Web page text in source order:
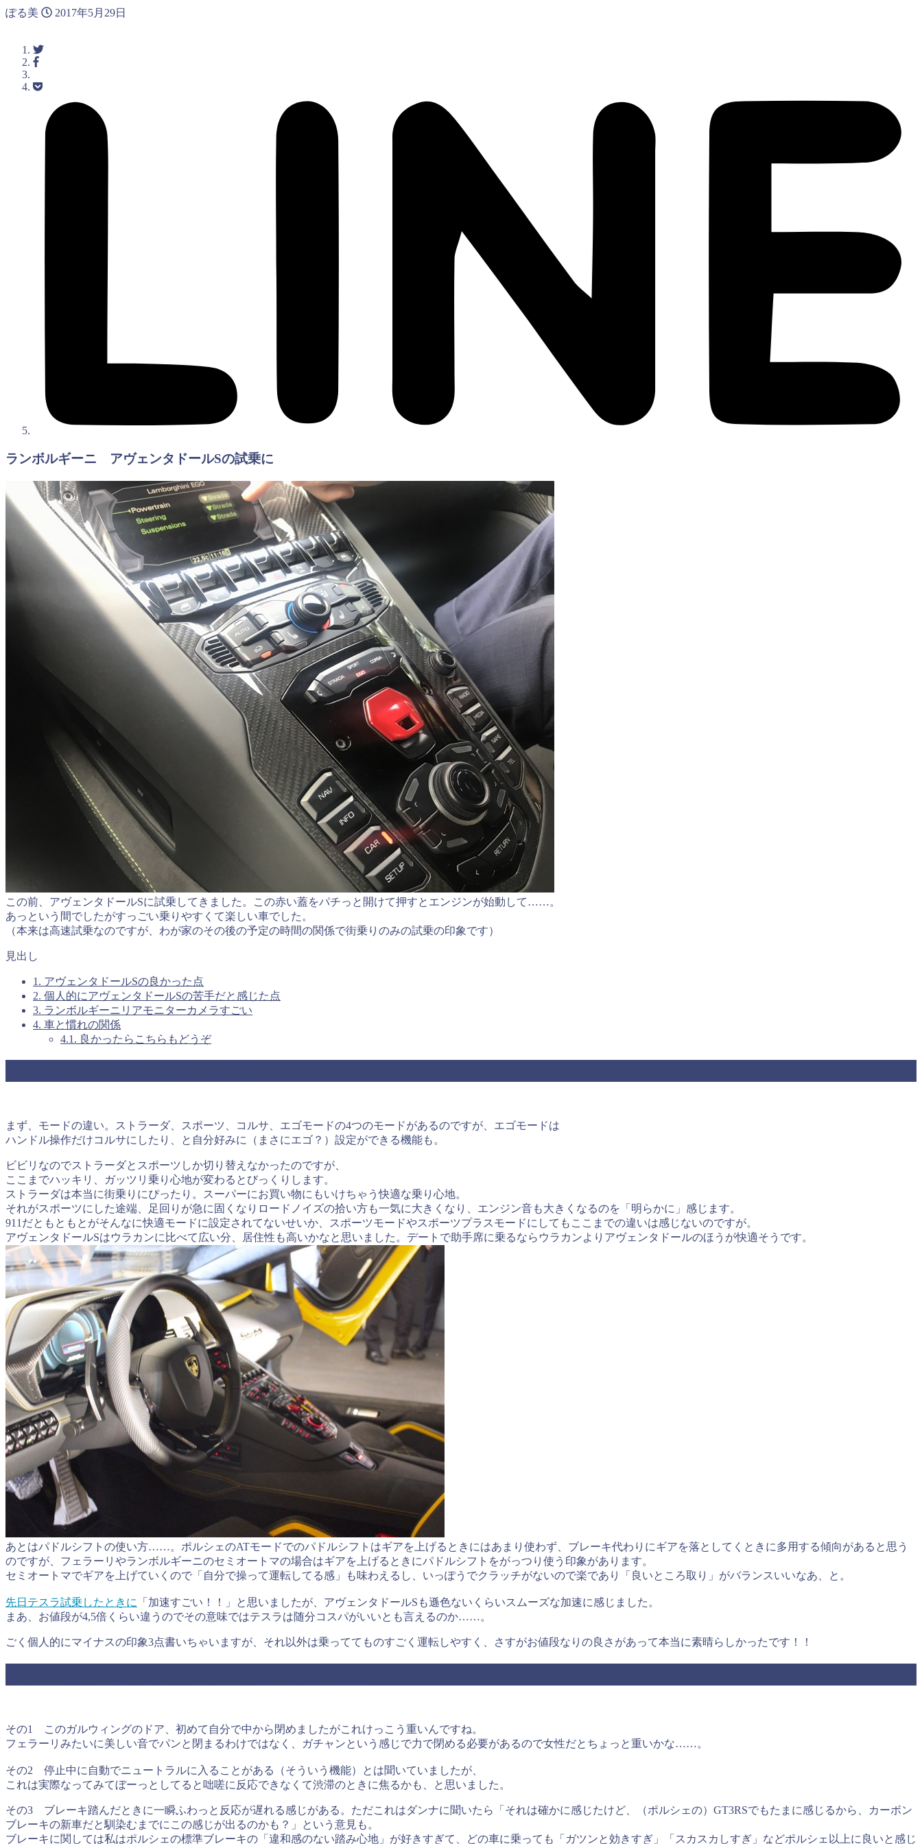
ぽる美 2017年5月29日
ランボルギーニ アヴェンタドールSの試乗に
この前、アヴェンタドールSに試乗してきました。この赤い蓋をパチっと開けて押すとエンジンが始動して……。
あっという間でしたがすっごい乗りやすくて楽しい車でした。
（本来は高速試乗なのですが、わが家のその後の予定の時間の関係で街乗りのみの試乗の印象です）
見出し
1. アヴェンタドールSの良かった点
2. 個人的にアヴェンタドールSの苦手だと感じた点
3. ランボルギーニリアモニターカメラすごい
4. 車と慣れの関係
4.1. 良かったらこちらもどうぞ
まず、モードの違い。ストラーダ、スポーツ、コルサ、エゴモードの4つのモードがあるのですが、エゴモードは
ハンドル操作だけコルサにしたり、と自分好みに（まさにエゴ？）設定ができる機能も。
ビビリなのでストラーダとスポーツしか切り替えなかったのですが、
ここまでハッキリ、ガッツリ乗り心地が変わるとびっくりします。
ストラーダは本当に街乗りにぴったり。スーパーにお買い物にもいけちゃう快適な乗り心地。
それがスポーツにした途端、足回りが急に固くなりロードノイズの拾い方も一気に大きくなり、エンジン音も大きくなるのを「明らかに」感じます。
911だともともとがそんなに快適モードに設定されてないせいか、スポーツモードやスポーツプラスモードにしてもここまでの違いは感じないのですが。
アヴェンタドールSはウラカンに比べて広い分、居住性も高いかなと思いました。デートで助手席に乗るならウラカンよりアヴェンタドールのほうが快適そうです。
あとはパドルシフトの使い方……。ポルシェのATモードでのパドルシフトはギアを上げるときにはあまり使わず、ブレーキ代わりにギアを落としてくときに多用する傾向があると思う
のですが、フェラーリやランボルギーニのセミオートマの場合はギアを上げるときにパドルシフトをがっつり使う印象があります。
セミオートマでギアを上げていくので「自分で操って運転してる感」も味わえるし、いっぽうでクラッチがないので楽であり「良いところ取り」がバランスいいなあ、と。
先日テスラ試乗したときに
「加速すごい！！」と思いましたが、アヴェンタドールSも遜色ないくらいスムーズな加速に感じました。
まあ、お値段が4,5倍くらい違うのでその意味ではテスラは随分コスパがいいとも言えるのか……。
ごく個人的にマイナスの印象3点書いちゃいますが、それ以外は乗っててものすごく運転しやすく、さすがお値段なりの良さがあって本当に素晴らしかったです！！
その1 このガルウィングのドア、初めて自分で中から閉めましたがこれけっこう重いんですね。
フェラーリみたいに美しい音でパンと閉まるわけではなく、ガチャンという感じで力で閉める必要があるので女性だとちょっと重いかな……。
その2 停止中に自動でニュートラルに入ることがある（そういう機能）とは聞いていましたが、
これは実際なってみてぼーっとしてると咄嗟に反応できなくて渋滞のときに焦るかも、と思いました。
その3 ブレーキ踏んだときに一瞬ふわっと反応が遅れる感じがある。ただこれはダンナに聞いたら「それは確かに感じたけど、（ポルシェの）GT3RSでもたまに感じるから、カーボン
ブレーキの新車だと馴染むまでにこの感じが出るのかも？」という意見も。
ブレーキに関しては私はポルシェの標準ブレーキの「違和感のない踏み心地」が好きすぎて、どの車に乗っても「ガツンと効きすぎ」「スカスカしすぎ」などポルシェ以上に良いと感じ